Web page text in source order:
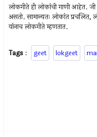
लोकगीते ही लोकांची गाणी आहेत.
असतो. सामान्यतः लोकांत प्रचलित,
यांनाच लोकगीते म्हणतात.
Tags : geet lokgeet